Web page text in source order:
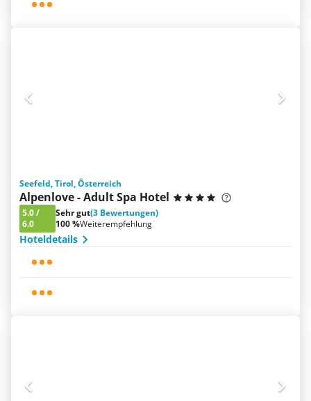
Seefeld, Tirol, Österreich
Alpenlove - Adult Spa Hotel
5.0/
6.0
Sehr gut(3 Bewertungen)
100 %Weiterempfehlung
Hoteldetails